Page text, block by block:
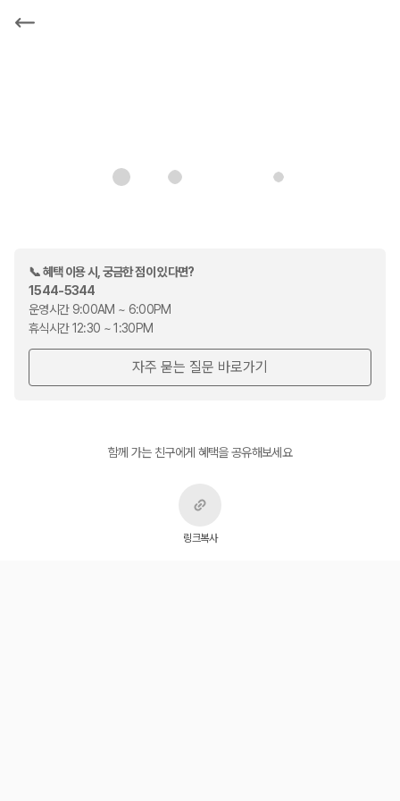
카
📞혜택 이용 시, 궁금한 점이 있다면?
1544-5344
운영시간 9:00AM ~ 6:00PM
휴식시간 12:30 ~ 1:30PM
자주 묻는 질문 바로가기
함께 가는 친구에게 혜택을 공유해보세요
링크복사